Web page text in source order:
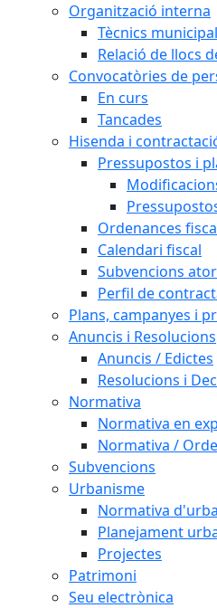
Organització interna
Tècnics
Relació de llocs
Convocatòries de
En curs
Tancades
Hisenda i
Pressupostos i
Ordenances
Calendari fiscal
Subvencions
Perfil de
Plans, campanyes i
Anuncis i Resolucions
Anuncis / Edictes
Resolucions i
Normativa
Normativa en
Normativa /
Subvencions
Urbanisme
Normativa
Planejament
Projectes
Patrimoni
Seu electrònica